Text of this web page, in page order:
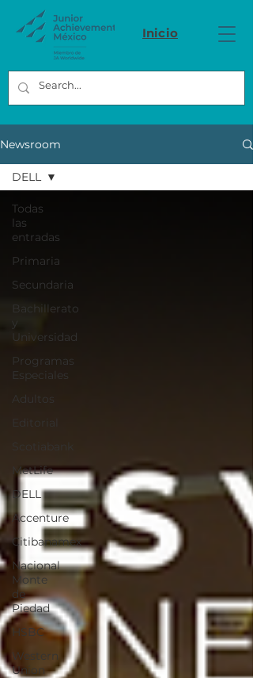
Inicio
Newsroom
Todas
las
entradas
Primaria
Secundaria
Bachillerato
y
Universidad
Programas
Especiales
Adultos
Editorial
Scotiabank
MetLife
DELL
Accenture
Citibanamex
Nacional
Monte
de
Piedad
HSBC
Western
Union
DELL